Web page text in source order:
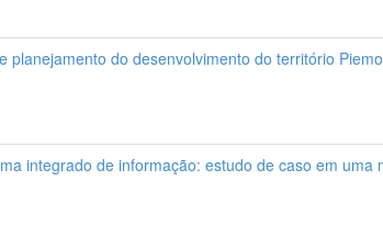
planejamento do desenvolvimento do território
integrado de informação: estudo de caso em uma